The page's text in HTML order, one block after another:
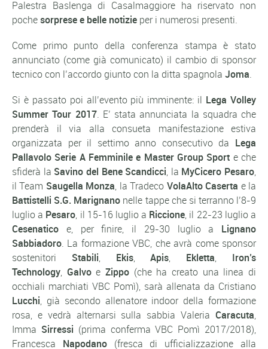
Palestra Baslenga di Casalmaggiore ha riservato non
pochesorprese e belle notizie per i numerosi presenti.
Come primo punto della conferenza stampa è stato
annunciato (come già comunicato) il cambio di sponsor
tecnico con l’accordo giunto con la ditta spagnola Joma.
Si è passato poi all’evento più imminente: il Lega Volley
Summer Tour 2017. E’ stata annunciata la squadra che
prenderà il via alla consueta manifestazione estiva
organizzata per il settimo anno consecutivo da Lega
Pallavolo Serie A Femminile e Master Group Sport e che
sfiderà la Savino del Bene Scandicci, la MyCicero Pesaro,
il Team Saugella Monza, la Tradeco VolaAlto Caserta e la
Battistelli S.G. Marignano nelle tappe che si terranno l’8-9
luglio a Pesaro, il 15-16 luglio a Riccione, il 22-23 luglio a
Cesenatico e, per finire, il 29-30 luglio a Lignano
Sabbiadoro. La formazione VBC, che avrà come sponsor
sostenitori Stabili, Ekis,Apis, Ekletta, Iron’s
Technology, Galvoe Zippo (che ha creato una linea di
occhiali marchiati VBC Pomì), sarà allenata da Cristiano
Lucchi, già secondo allenatore indoor della formazione
rosa, e vedrà alternarsi sulla sabbia Valeria Caracuta,
Imma Sirressi (prima conferma VBC Pomì 2017/2018),
Francesca Napodano(fresca di ufficializzazione alla